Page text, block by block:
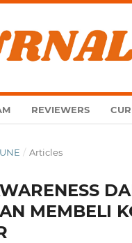
REVIEWERS
/ Articles
MEMBELI